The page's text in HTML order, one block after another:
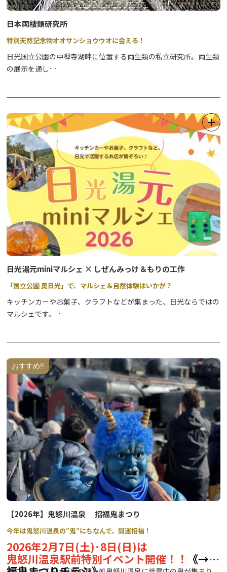
2014年4月に国の登録有形文化財になり、補強・修復工事の後、
「資料展示室」を伴う「金谷ホテル歴史館」として、2015年3月一
般公開がスタートしました。
日本で最も古い西洋式リゾートホテル発祥の地としての文化遺産的
な価値だけではなく、武家屋敷の様式をそのまま残す建築遺産とし
ても価値のある建造物です。
日本両棲類研究所
特別天然記念物オオサンショウウオに会える！
日光国立公園の中禅寺湖畔に位置する両生類の私立研究所。両生類
の展示を通し
日光湯元miniマルシェ × しぜんみっけ＆もりの工作
「国立公園 奥日光」で、マルシェ＆自然体験はいかが？
キッチンカーやお菓子、クラフトなどが集まった、日光ならではの
マルシェです。
また、日光パークボランティアによる、自然体験（参加無料）も同
時開催いたします。
詳細は、添付のチラシをご覧ください！
開催日：
2026年5月24日(日)、6月28日(日)、7月26日(日)、8月23日(日)、9
月27日(日)
時間：
10：00～16：00
会場：
日光湯元レストハウス前広場
主催：奥日光湯元温泉旅館協同組合
企画・問合せ先：
おすすめ!!
【2026年】鬼怒川温泉 招福鬼まつり
今年は鬼怒川温泉の”鬼”にちなんで、開運招福！
2026年2月7日(土)･8日(日)は
鬼怒川温泉駅前特別イベント開催！！
《→招